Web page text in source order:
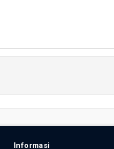
Informasi